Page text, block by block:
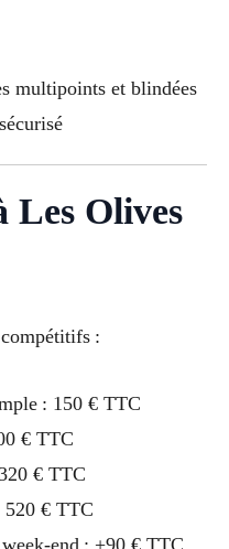
multipoints et blindées
Les Olives
:
: 150 € TTC
€ TTC
€ TTC
520 € TTC